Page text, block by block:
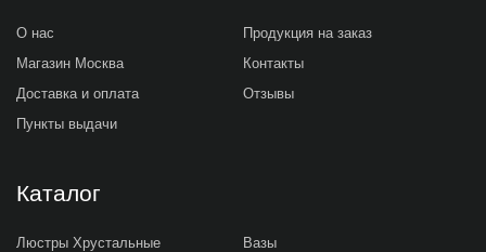
О нас
Магазин Москва
Доставка и оплата
Пункты выдачи
Продукция на заказ
Контакты
Отзывы
Каталог
Люстры Хрустальные
Вазы